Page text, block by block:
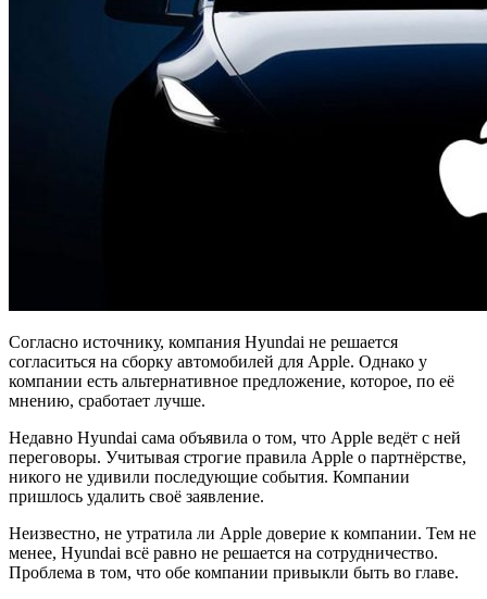
Согласно источнику, компания Hyundai не решается
согласиться на сборку автомобилей для Apple. Однако у
компании есть альтернативное предложение, которое, по её
мнению, сработает лучше.
Недавно Hyundai сама объявила о том, что Apple ведёт с ней
переговоры. Учитывая строгие правила Apple о партнёрстве,
никого не удивили последующие события. Компании
пришлось удалить своё заявление.
Неизвестно, не утратила ли Apple доверие к компании. Тем не
менее, Hyundai всё равно не решается на сотрудничество.
Проблема в том, что обе компании привыкли быть во главе.